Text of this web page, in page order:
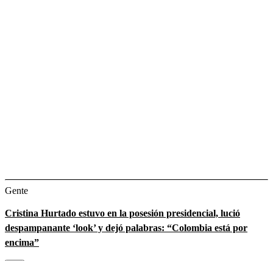
Gente
Cristina Hurtado estuvo en la posesión presidencial, lució
despampanante ‘look’ y dejó palabras: “Colombia está por
encima”